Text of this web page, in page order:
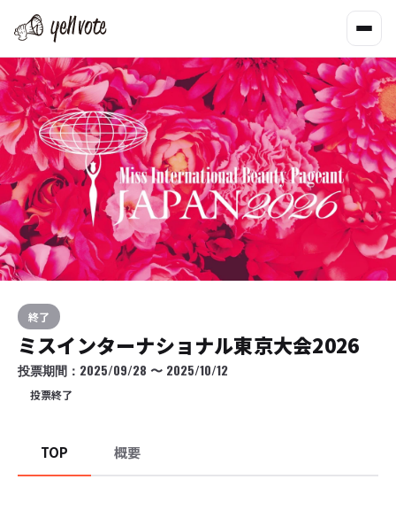
終了
ミスインターナショナル東京大会2026
投票期間： 2025/09/28 〜 2025/10/12
投票終了
TOP 概要